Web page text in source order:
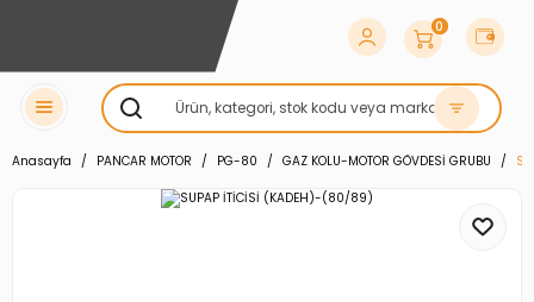
0
Anasayfa PANCAR MOTOR PG-80 GAZ KOLU-MOTOR GÖVDESİ GRUBU